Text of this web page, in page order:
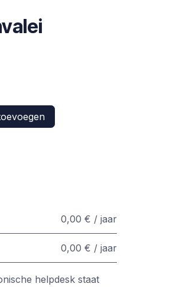
0,00 € / jaar
0,00 € / jaar
helpdesk staat